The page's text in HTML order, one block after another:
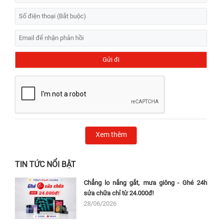
Xem thêm
TIN TỨC NỔI BẬT
Chẳng lo nắng gắt, mưa giông - Ghé 24h
sửa chữa chỉ từ 24.000đ!
28/06/2026